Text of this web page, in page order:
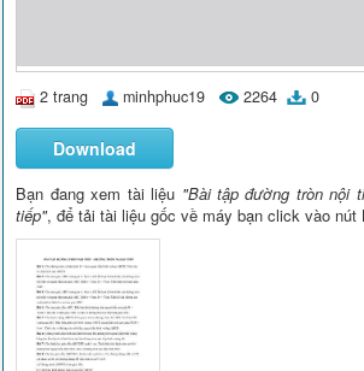
2 trang minhphuc19 2264 0
Download
Bạn đang xem tài liệu "Bài tập đường tròn nội
tiếp", để tải tài liệu gốc về máy bạn click vào nút